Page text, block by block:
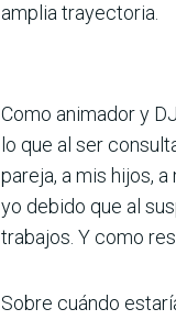
amplia trayectoria.
Como animador y
lo que al ser
pareja, a mis hijos,
yo debido que al
trabajos. Y como
Sobre cuándo